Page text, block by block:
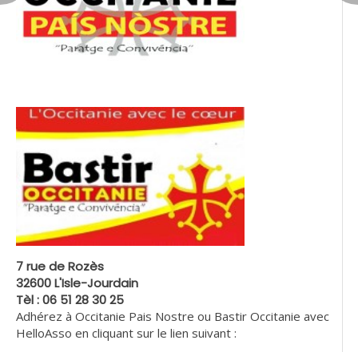
7 rue de Rozès
32600 L'Isle-Jourdain
Tèl : 06 51 28 30 25
Adhérez à Occitanie Pais Nostre ou Bastir Occitanie avec
HelloAsso en cliquant sur le lien suivant :